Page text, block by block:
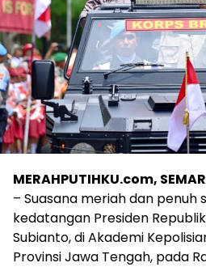
MERAHPUTIHKU.com,
– Suasana meriah dan
kedatangan Presiden
Subianto, di Akademi
Provinsi Jawa Tengah, pada